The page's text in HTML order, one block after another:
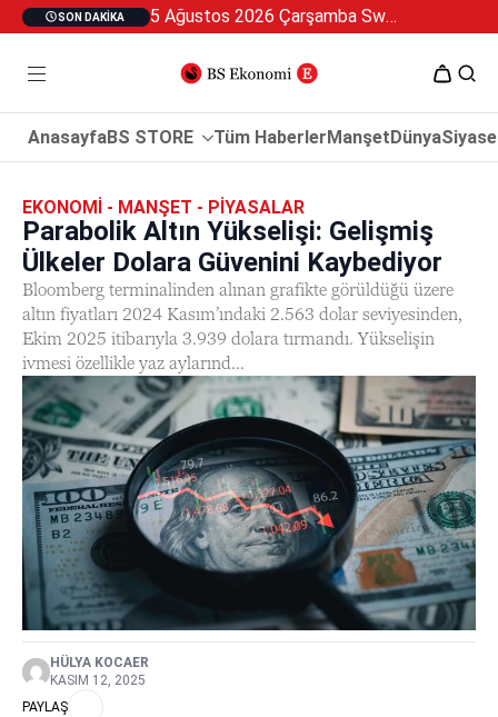
SON DAKIKA 5 Ağustos 2026 Çarşamba Swan Özel 2
AnasayfaBS STORE Tüm HaberlerManşetDünya
EKONOMI - MANŞET - PIYASALAR
Parabolik Altın Yükselişi: Gelişmiş
Ülkeler Dolara Güvenini Kaybediyor
Bloomberg terminalinden alınan grafikte görüldüğü üzere
altın fiyatları 2024 Kasım’ındaki 2.563 dolar seviyesinden,
Ekim 2025 itibarıyla 3.939 dolara tırmandı. Yükselişin
ivmesi özellikle yaz aylarınd...
HÜLYA KOCAER
KASIM 12, 2025
PAYLAŞ